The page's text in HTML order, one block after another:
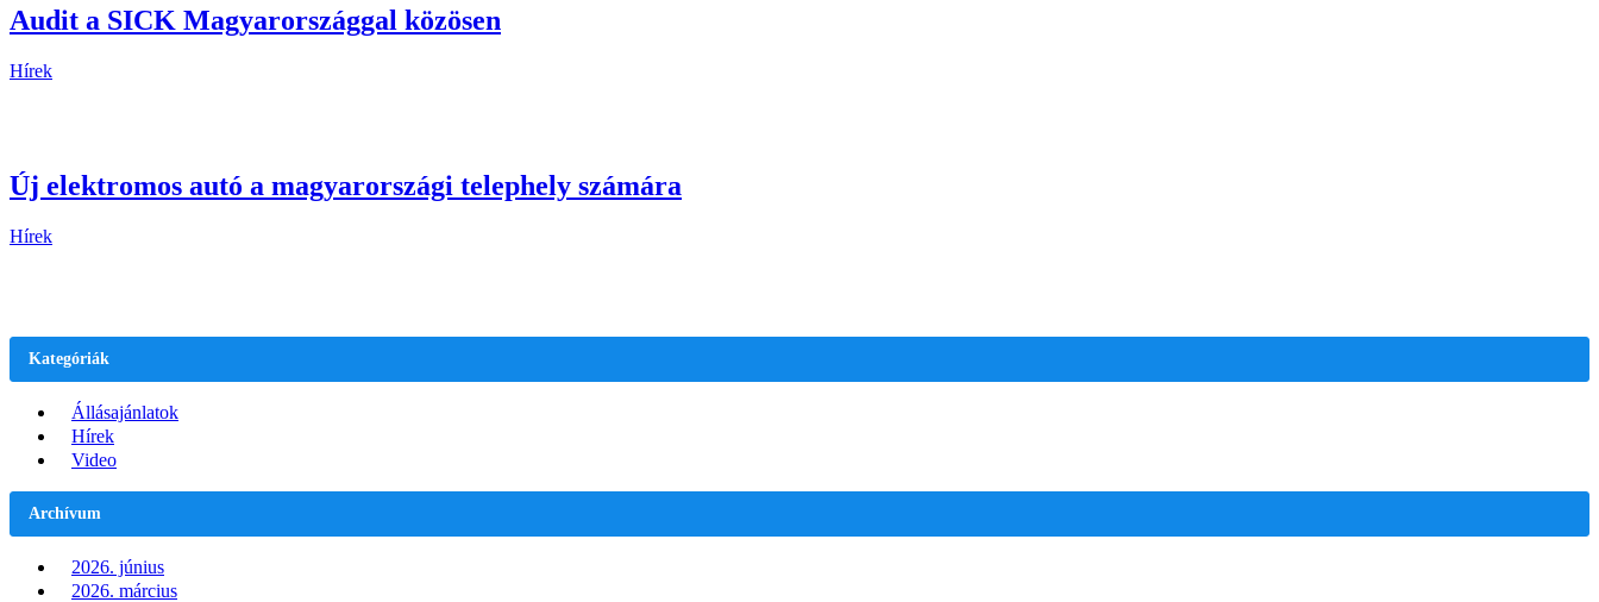
Audit a SICK Magyarországgal közösen
Hírek
Új elektromos autó a magyarországi telephely számára
Hírek
Kategóriák
Állásajánlatok
Hírek
Video
Archívum
2026. június
2026. március